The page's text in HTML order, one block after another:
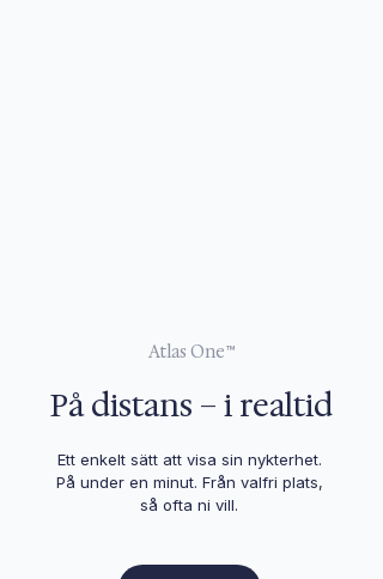
Atlas One™
På distans – i realtid
Ett enkelt sätt att visa sin nykterhet.
På under en minut. Från valfri plats,
så ofta ni vill.